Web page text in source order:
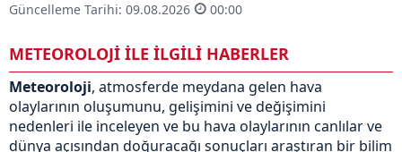
Güncelleme Tarihi: 09.08.2026 00:00
METEOROLOJİ İLE İLGİLİ HABERLER
Meteoroloji, atmosferde meydana gelen hava
olaylarının oluşumunu, gelişimini ve değişimini
nedenleri ile inceleyen ve bu hava olaylarının canlılarve
dünya açısından doğuracağı sonuçları araştıran bir bilim